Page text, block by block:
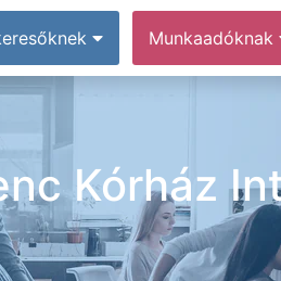
Munkaadóknak
Kórház